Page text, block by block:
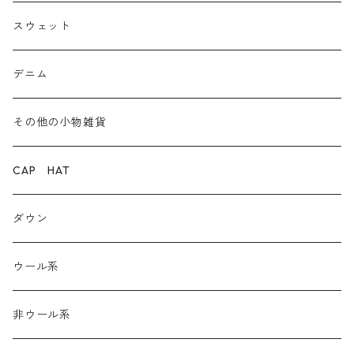
爆暖フリース裏起毛
ボア
デニム
ダウン
ダンガリー
ウール系
非ウール系
ロゴ
前後２WAY
スウェット
デニム
その他の小物雑貨
CAP HAT
ダウン
ウール系
非ウール系